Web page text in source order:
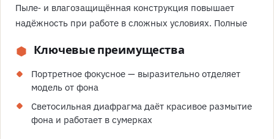
Пыле‑ и влагозащищённая конструкция повышает
надёжность при работе в сложных условиях. Полные
Ключевые преимущества
Портретное фокусное — выразительно отделяет
модель от фона
Светосильная диафрагма даёт красивое размытие
фона и работает в сумерках